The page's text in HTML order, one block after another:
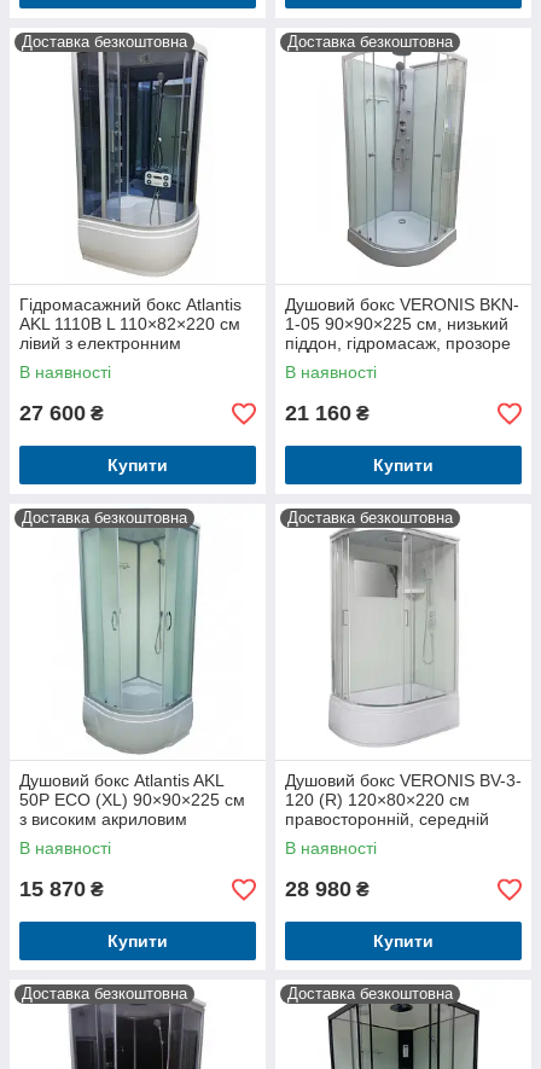
Доставка безкоштовна
Гідромасажний бокс Atlantis
AKL 1110B L 110×82×220 см
лівий з електронним
керуванням, високим
піддоном, тропічним душем
В наявності
27 600 ₴
Купити
Доставка безкоштовна
Душовий бокс VERONIS BKN-
1-05 90×90×225 см, низький
піддон, гідромасаж, прозоре
скло
В наявності
21 160 ₴
Купити
Доставка безкоштовна
Душовий бокс Atlantis AKL
50P ECO (XL) 90×90×225 см
з високим акриловим
піддоном, матовим склом,
розсувними дверима
В наявності
15 870 ₴
Купити
Доставка безкоштовна
Душовий бокс VERONIS BV-3-
120 (R) 120×80×220 см
правосторонній, середній
піддон, хромований профіль
В наявності
28 980 ₴
Купити
Доставка безкоштовна Доставка безкоштовна